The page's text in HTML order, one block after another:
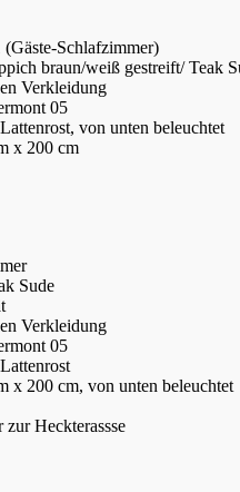
Schlafzimmer)
braun/weiß gestreift/ Teak
Verkleidung
05
von unten beleuchtet
x 200 cm
Sude
Verkleidung
05
x 200 cm, von unten beleuchtet
zur Heckterassse